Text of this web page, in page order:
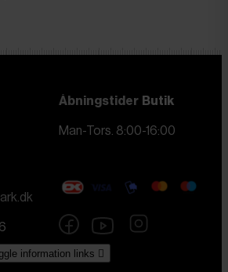
Åbningstider Butik
Man-Tors. 8:00-16:00
information links 